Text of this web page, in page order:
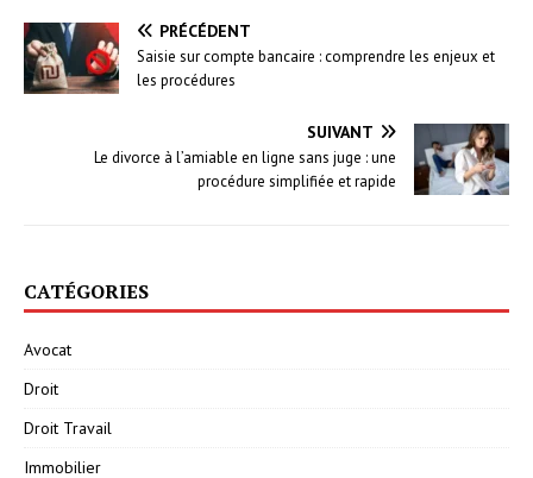
PRÉCÉDENT
Saisie sur compte bancaire : comprendre les enjeux et
les procédures
SUIVANT
Le divorce à l’amiable en ligne sans juge : une
procédure simplifiée et rapide
CATÉGORIES
Avocat
Droit
Droit Travail
Immobilier